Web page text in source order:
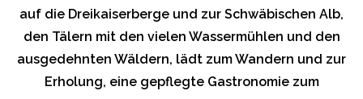
auf die Dreikaiserberge und zur Schwäbischen Alb,
den Tälern mit den vielen Wassermühlen und den
ausgedehnten Wäldern, lädt zum Wandern und zur
Erholung, eine gepflegte Gastronomie zum